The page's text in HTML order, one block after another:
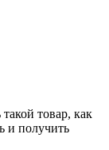
товар, как
и получить